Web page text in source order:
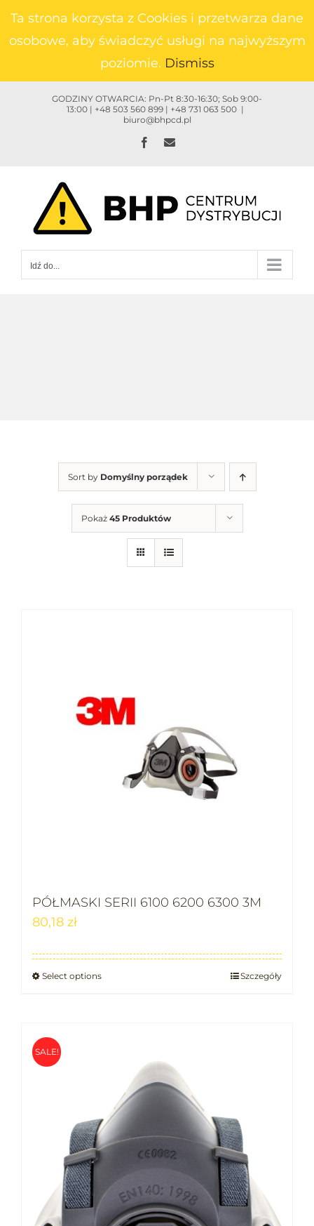
zawartości
GODZINY OTWARCIA: Pn-Pt 8:30-16:30; Sob 9:00-
13:00 | +48 503 560 899 | +48 731 063 500 |
biuro@bhpcd.pl
FacebookEmail
Idź do...
Sort by Domyślny porządek
Pokaż 45 Produktów
PÓŁMASKI SERII 6100 6200 6300 3M
80,18 zł
Select options Szczegóły
SALE!
Ta strona korzysta z Cookies i przetwarza dane
osobowe, aby świadczyć usługi na najwyższym
poziomie. Dismiss